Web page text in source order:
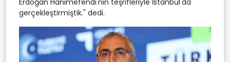
gerçekleştirmiştik." dedi.